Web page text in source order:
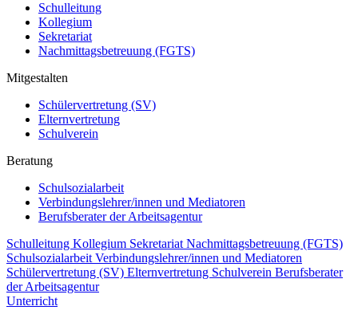
Schulleitung
Kollegium
Sekretariat
Nachmittagsbetreuung (FGTS)
Mitgestalten
Schülervertretung (SV)
Elternvertretung
Schulverein
Beratung
Schulsozialarbeit
Verbindungslehrer/innen und Mediatoren
Berufsberater der Arbeitsagentur
Schulleitung Kollegium Sekretariat Nachmittagsbetreuung (FGTS)
Schulsozialarbeit Verbindungslehrer/innen und Mediatoren
Schülervertretung (SV) Elternvertretung Schulverein Berufsberater
der Arbeitsagentur
Unterricht